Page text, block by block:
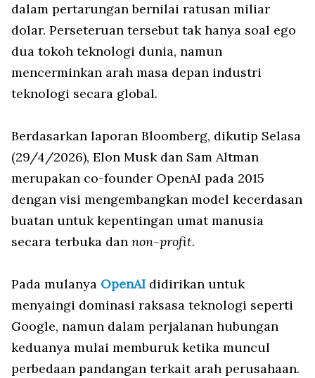
dalam pertarungan bernilai ratusan miliar
dolar. Perseteruan tersebut tak hanya soal ego
dua tokoh teknologi dunia, namun
mencerminkan arah masa depan industri
teknologi secara global.
Berdasarkan laporan Bloomberg, dikutip Selasa
(29/4/2026), Elon Musk dan Sam Altman
merupakan co-founder OpenAI pada 2015
dengan visi mengembangkan model kecerdasan
buatan untuk kepentingan umat manusia
secara terbuka dan non-profit.
Pada mulanya OpenAI didirikan untuk
menyaingi dominasi raksasa teknologi seperti
Google, namun dalam perjalanan hubungan
keduanya mulai memburuk ketika muncul
perbedaan pandangan terkait arah perusahaan.